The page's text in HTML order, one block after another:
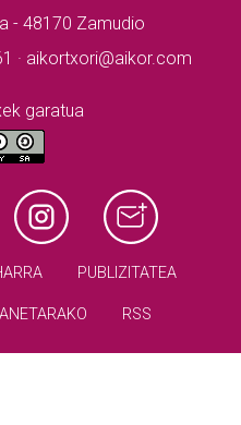
- 48170 Zamudio
· aikortxori@aikor.com
garatua
PUBLIZITATEA
RSS